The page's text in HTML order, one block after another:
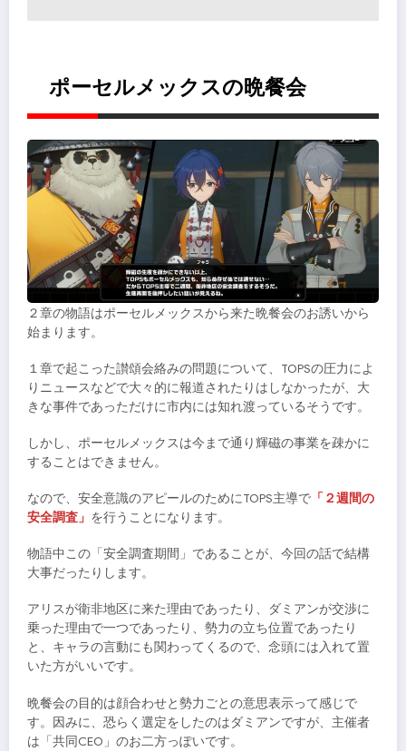
ポーセルメックスの晩餐会
２章の物語はポーセルメックスから来た晩餐会のお誘いから
始まります。
１章で起こった讃頌会絡みの問題について、TOPSの圧力によ
りニュースなどで大々的に報道されたりはしなかったが、大
きな事件であっただけに市内には知れ渡っているそうです。
しかし、ポーセルメックスは今まで通り輝磁の事業を疎かに
することはできません。
なので、安全意識のアピールのためにTOPS主導で 「２週間の
安全調査」 を行うことになります。
物語中この「安全調査期間」であることが、今回の話で結構
大事だったりします。
アリスが衛非地区に来た理由であったり、ダミアンが交渉に
乗った理由で一つであったり、勢力の立ち位置であったり
と、キャラの言動にも関わってくるので、念頭には入れて置
いた方がいいです。
晩餐会の目的は顔合わせと勢力ごとの意思表示って感じで
す。因みに、恐らく選定をしたのはダミアンですが、主催者
は「共同CEO」のお二方っぽいです。